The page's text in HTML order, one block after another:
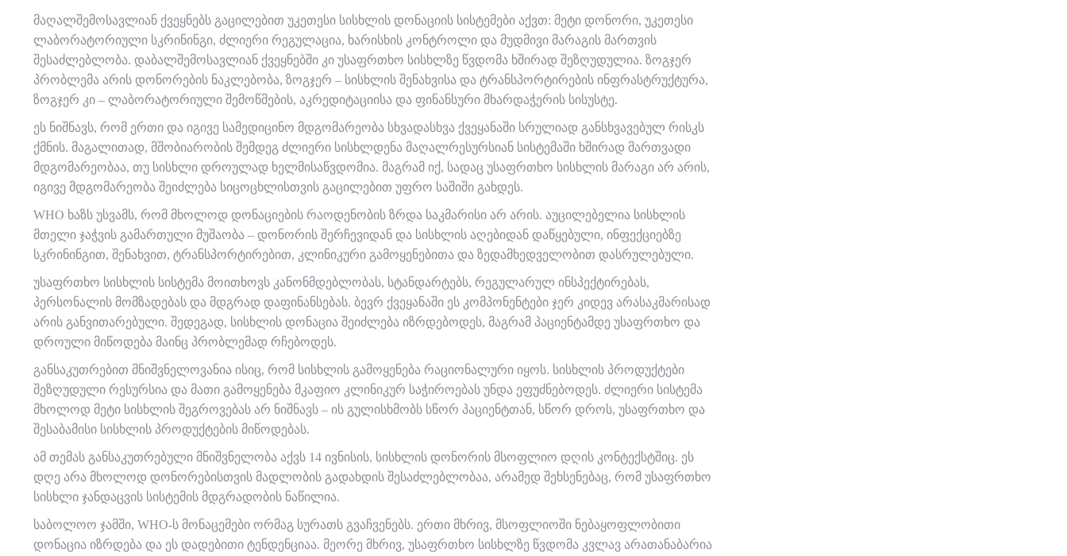
მაღალშემოსავლიან ქვეყნებს გაცილებით უკეთესი სისხლის დონაციის სისტემები აქვთ: მეტი დონორი, უკეთესი
ლაბორატორიული სკრინინგი, ძლიერი რეგულაცია, ხარისხის კონტროლი და მუდმივი მარაგის მართვის
შესაძლებლობა. დაბალშემოსავლიან ქვეყნებში კი უსაფრთხო სისხლზე წვდომა ხშირად შეზღუდულია. ზოგჯერ
პრობლემა არის დონორების ნაკლებობა, ზოგჯერ – სისხლის შენახვისა და ტრანსპორტირების ინფრასტრუქტურა,
ზოგჯერ კი – ლაბორატორიული შემოწმების, აკრედიტაციისა და ფინანსური მხარდაჭერის სისუსტე.
ეს ნიშნავს, რომ ერთი და იგივე სამედიცინო მდგომარეობა სხვადასხვა ქვეყანაში სრულიად განსხვავებულ რისკს
ქმნის. მაგალითად, მშობიარობის შემდეგ ძლიერი სისხლდენა მაღალრესურსიან სისტემაში ხშირად მართვადი
მდგომარეობაა, თუ სისხლი დროულად ხელმისაწვდომია. მაგრამ იქ, სადაც უსაფრთხო სისხლის მარაგი არ არის,
იგივე მდგომარეობა შეიძლება სიცოცხლისთვის გაცილებით უფრო საშიში გახდეს.
WHO ხაზს უსვამს, რომ მხოლოდ დონაციების რაოდენობის ზრდა საკმარისი არ არის. აუცილებელია სისხლის
მთელი ჯაჭვის გამართული მუშაობა – დონორის შერჩევიდან და სისხლის აღებიდან დაწყებული, ინფექციებზე
სკრინინგით, შენახვით, ტრანსპორტირებით, კლინიკური გამოყენებითა და ზედამხედველობით დასრულებული.
უსაფრთხო სისხლის სისტემა მოითხოვს კანონმდებლობას, სტანდარტებს, რეგულარულ ინსპექტირებას,
პერსონალის მომზადებას და მდგრად დაფინანსებას. ბევრ ქვეყანაში ეს კომპონენტები ჯერ კიდევ არასაკმარისად
არის განვითარებული. შედეგად, სისხლის დონაცია შეიძლება იზრდებოდეს, მაგრამ პაციენტამდე უსაფრთხო და
დროული მიწოდება მაინც პრობლემად რჩებოდეს.
განსაკუთრებით მნიშვნელოვანია ისიც, რომ სისხლის გამოყენება რაციონალური იყოს. სისხლის პროდუქტები
შეზღუდული რესურსია და მათი გამოყენება მკაფიო კლინიკურ საჭიროებას უნდა ეფუძნებოდეს. ძლიერი სისტემა
მხოლოდ მეტი სისხლის შეგროვებას არ ნიშნავს – ის გულისხმობს სწორ პაციენტთან, სწორ დროს, უსაფრთხო და
შესაბამისი სისხლის პროდუქტების მიწოდებას.
ამ თემას განსაკუთრებული მნიშვნელობა აქვს 14 ივნისის, სისხლის დონორის მსოფლიო დღის კონტექსტშიც. ეს
დღე არა მხოლოდ დონორებისთვის მადლობის გადახდის შესაძლებლობაა, არამედ შეხსენებაც, რომ უსაფრთხო
სისხლი ჯანდაცვის სისტემის მდგრადობის ნაწილია.
საბოლოო ჯამში, WHO-ს მონაცემები ორმაგ სურათს გვაჩვენებს. ერთი მხრივ, მსოფლიოში ნებაყოფლობითი
დონაცია იზრდება და ეს დადებითი ტენდენციაა. მეორე მხრივ, უსაფრთხო სისხლზე წვდომა კვლავ არათანაბარია